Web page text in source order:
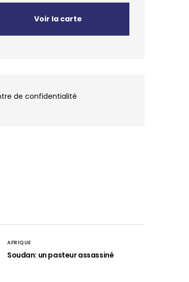
Voir la carte
de confidentialité
AFRIQUE
Soudan: un pasteur assassiné